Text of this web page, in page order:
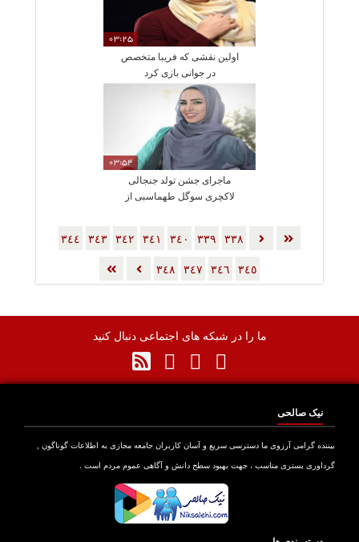
03:25
اولین نقشی که فریبا متخصص
در جوانی بازی کرد
03:54
ماجرای جشن تولد جنجالی
لاکچری سوگل طهماسبی از
٣٣٨ ٣٣٩ ٣٤٠ ٣٤١ ٣٤٢ ٣٤٣ ٣٤٤
٣٤٥ ٣٤٦ ٣٤٧ ٣٤٨
ما را در شبکه های اجتماعی دنبال کنید
نیک صالحی
بیننده گرامی آرزوی ما دسترسی سریع و آسان کاربران جامعه مجازی به اطلاعات گوناگون ,
گرداوری بستری مناسب ، جهت بهبود سطح دانش و آگاهی عموم مردم است .